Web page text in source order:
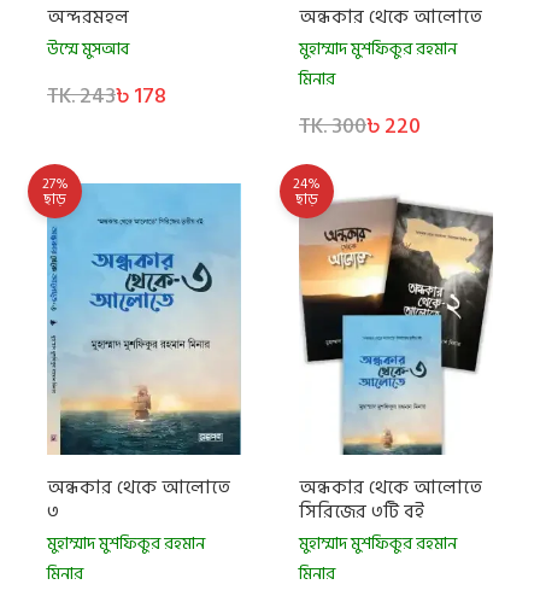
অন্দরমহল
উম্মে মুসআব
TK. 243৳ 178
অন্ধকার থেকে আলোতে
মুহাম্মাদ মুশফিকুর রহমান
মিনার
TK. 300৳ 220
27%
ছাড়
অন্ধকার থেকে আলোতে
৩
মুহাম্মাদ মুশফিকুর রহমান
মিনার
24%
ছাড়
অন্ধকার থেকে আলোতে
সিরিজের ৩টি বই
মুহাম্মাদ মুশফিকুর রহমান
মিনার